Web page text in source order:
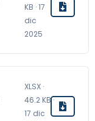
KB · 17
dic
2025
XLSX ·
46.2 KB ·
17 dic